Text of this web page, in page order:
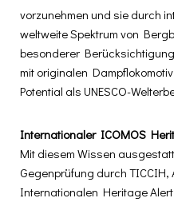
vorzunehmen und sie durch
weltweite Spektrum von
besonderer
mit originalen
Potential als UNESCO-
Internationaler ICOMOS
Mit diesem Wissen
Gegenprüfung durch
Internationalen Heritage